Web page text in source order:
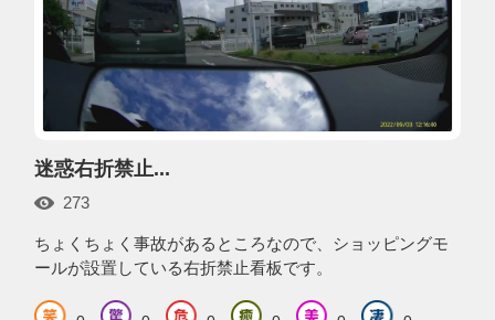
迷惑右折禁止...
273
ちょくちょく事故があるところなので、ショッピングモ
ールが設置している右折禁止看板です。